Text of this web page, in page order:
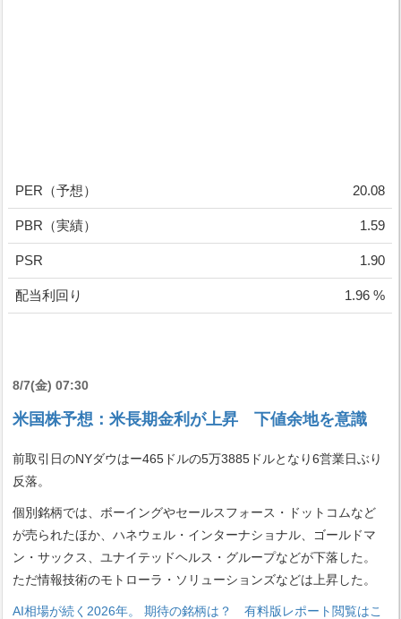
PER（予想） 20.08
PBR（実績） 1.59
PSR 1.90
配当利回り 1.96 %
8/7(金) 07:30
米国株予想：米長期金利が上昇 下値余地を意識
前取引日のNYダウはー465ドルの5万3885ドルとなり6営業日ぶり
反落。
個別銘柄では、ボーイングやセールスフォース・ドットコムなど
が売られたほか、ハネウェル・インターナショナル、ゴールドマ
ン・サックス、ユナイテッドヘルス・グループなどが下落した。
ただ情報技術のモトローラ・ソリューションズなどは上昇した。
AI相場が続く2026年。 期待の銘柄は？ 有料版レポート閲覧はこ